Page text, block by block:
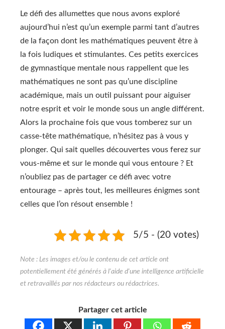
Le défi des allumettes que nous avons exploré
aujourd’hui n’est qu’un exemple parmi tant d’autres
de la façon dont les mathématiques peuvent être à
la fois ludiques et stimulantes. Ces petits exercices
de gymnastique mentale nous rappellent que les
mathématiques ne sont pas qu’une discipline
académique, mais un outil puissant pour aiguiser
notre esprit et voir le monde sous un angle différent.
Alors la prochaine fois que vous tomberez sur un
casse-tête mathématique, n’hésitez pas à vous y
plonger. Qui sait quelles découvertes vous ferez sur
vous-même et sur le monde qui vous entoure ? Et
n’oubliez pas de partager ce défi avec votre
entourage – après tout, les meilleures énigmes sont
celles que l’on résout ensemble !
5/5 - (20 votes)
Partager cet article